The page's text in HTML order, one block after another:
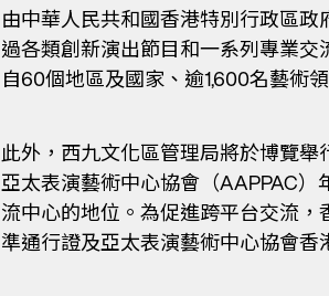
由中華人民共和國香港特別行政區
過各類創新演出節目和一系列專業
自60個地區及國家、逾1,600名藝術
此外，西九文化區管理局將於博覽
亞太表演藝術中心協會（AAPPAC
流中心的地位。為促進跨平台交流
準通行證及亞太表演藝術中心協會